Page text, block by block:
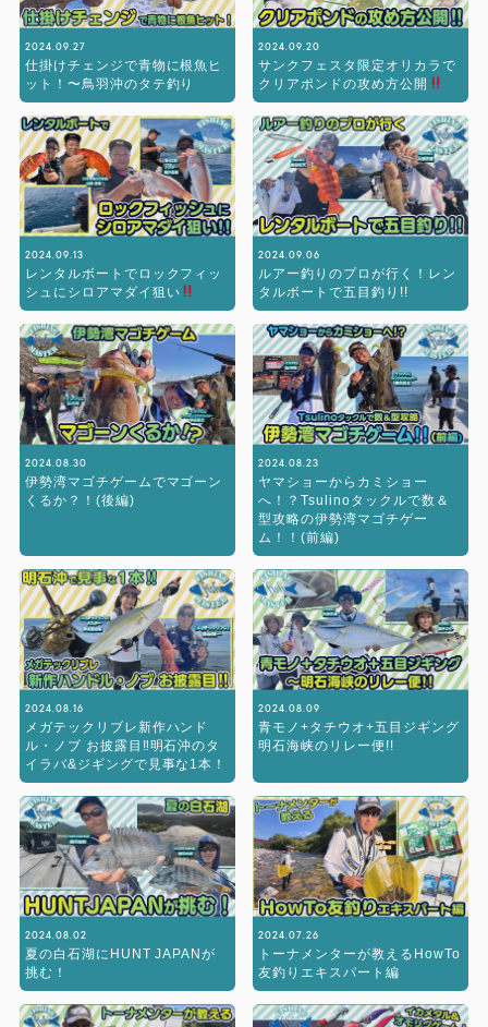
2024.09.27
仕掛けチェンジで青物に根魚ヒ
ット！〜鳥羽沖のタテ釣り
2024.09.20
サンクフェスタ限定オリカラで
クリアポンドの攻め方公開
2024.09.13
レンタルボートでロックフィッ
シュにシロアマダイ狙い
2024.09.06
ルアー釣りのプロが行く！レン
タルボートで五目釣り!!
2024.08.30
伊勢湾マゴチゲームでマゴーン
くるか？！(後編)
2024.08.23
ヤマショーからカミショー
へ！？Tsulinoタックルで数＆
型攻略の伊勢湾マゴチゲー
ム！！(前編)
2024.08.16
メガテックリブレ新作ハンド
ル・ノブ お披露目‼︎明石沖のタ
イラバ&ジギングで見事な1本！
2024.08.09
青モノ+タチウオ+五目ジギング
明石海峡のリレー便!!
2024.08.02
夏の白石湖にHUNT JAPANが
挑む！
2024.07.26
トーナメンターが教えるHowTo
友釣りエキスパート編